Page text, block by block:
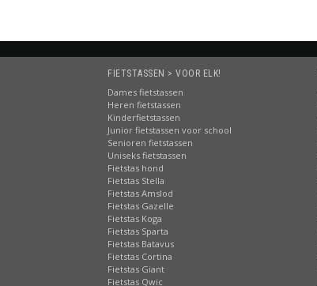
FIETSTASSEN > VOOR ELK!
Dames fietstassen
Heren fietstassen
Kinderfietstassen
Junior fietstassen voor school
Senioren fietstassen
Uniseks fietstassen
Fietstas hond
Fietstas Stella
Fietstas Amslod
Fietstas Gazelle
Fietstas Koga
Fietstas Sparta
Fietstas Batavus
Fietstas Cortina
Fietstas Giant
Fietstas Qwic